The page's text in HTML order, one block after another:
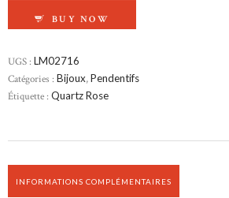
BUY NOW
UGS : LM02716
Catégories : Bijoux,Pendentifs
Étiquette : Quartz Rose
INFORMATIONS COMPLÉMENTAIRES